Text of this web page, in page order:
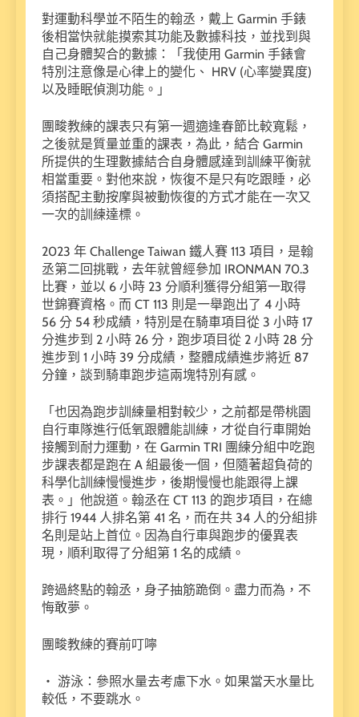
對運動科學並不陌生的翰丞，戴上 Garmin 手錶
後相當快就能摸索其功能及數據科技，並找到與
自己身體契合的數據：「我使用 Garmin 手錶會
特別注意像是心律上的變化、 HRV (心率變異度)
以及睡眠偵測功能。」
團畯教練的課表只有第一週適逢春節比較寬鬆，
之後就是質量並重的課表，為此，結合 Garmin
所提供的生理數據結合自身體感達到訓練平衡就
相當重要。對他來說，恢復不是只有吃跟睡，必
須搭配主動按摩與被動恢復的方式才能在一次又
一次的訓練達標。
2023 年 Challenge Taiwan 鐵人賽 113 項目，是翰
丞第二回挑戰，去年就曾經參加 IRONMAN 70.3
比賽，並以 6 小時 23 分順利獲得分組第一取得
世錦賽資格。而 CT 113 則是一舉跑出了 4 小時
56 分 54 秒成績，特別是在騎車項目從 3 小時 17
分進步到 2 小時 26 分，跑步項目從 2 小時 28 分
進步到 1 小時 39 分成績，整體成績進步將近 87
分鐘，談到騎車跑步這兩塊特別有感。
「也因為跑步訓練量相對較少，之前都是帶桃園
自行車隊進行低氧跟體能訓練，才從自行車開始
接觸到耐力運動，在 Garmin TRI 團練分組中吃跑
步課表都是跑在 A 組最後一個，但隨著超負荷的
科學化訓練慢慢進步，後期慢慢也能跟得上課
表。」他說道。翰丞在 CT 113 的跑步項目，在總
排行 1944 人排名第 41 名，而在共 34 人的分組排
名則是站上首位。因為自行車與跑步的優異表
現，順利取得了分組第 1 名的成績。
跨過終點的翰丞，身子抽筋跪倒。盡力而為，不
悔敢夢。
團畯教練的賽前叮嚀
・ 游泳：參照水量去考慮下水。如果當天水量比
較低，不要跳水。